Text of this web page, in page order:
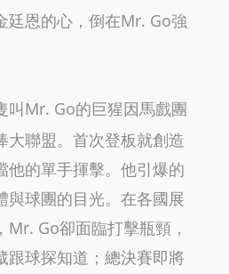
廷恩的心，倒在Mr. Go強
叫Mr. Go的巨猩因馬戲團
大聯盟。首次登板就創造
他的單手揮擊。他引爆的
與球團的目光。在各國展
Go卻面臨打擊瓶頸，
跟球探知道；總決賽即將